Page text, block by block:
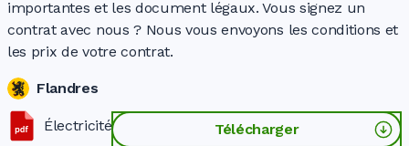
importantes et les document légaux. Vous signez un
contrat avec nous ? Nous vous envoyons les conditions et
les prix de votre contrat.
Flandres
Électricité Télécharger